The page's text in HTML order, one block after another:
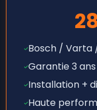
Bosch / Varta
Garantie 3 ans
Installation +
Haute